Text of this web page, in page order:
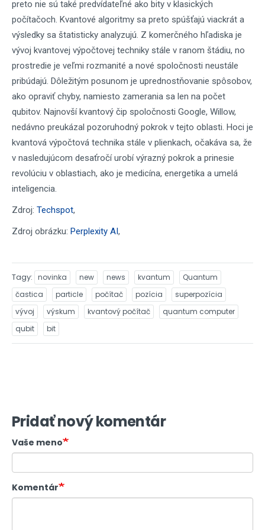
preto nie sú také predvídateľné ako bity v klasických
počítačoch. Kvantové algoritmy sa preto spúšťajú viackrát a
výsledky sa štatisticky analyzujú. Z komerčného hľadiska je
vývoj kvantovej výpočtovej techniky stále v ranom štádiu, no
prostredie je veľmi rozmanité a nové spoločnosti neustále
pribúdajú. Dôležitým posunom je uprednostňovanie spôsobov,
ako opraviť chyby, namiesto zamerania sa len na počet
qubitov. Najnovší kvantový čip spoločnosti Google, Willow,
nedávno preukázal pozoruhodný pokrok v tejto oblasti. Hoci je
kvantová výpočtová technika stále v plienkach, očakáva sa, že
v nasledujúcom desaťročí urobí výrazný pokrok a prinesie
revolúciu v oblastiach, ako je medicína, energetika a umelá
inteligencia.
Zdroj: Techspot,
Zdroj obrázku: Perplexity AI,
Tagy novinka new news kvantum
Quantum
častica
particle počítač pozícia
superpozícia
vývoj
výskum kvantový počítač
quantum computer
qubit
bit
Pridať nový komentár
Vaše meno
Komentár